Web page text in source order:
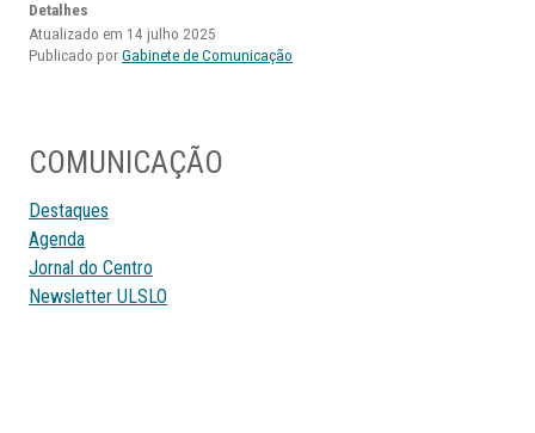
Detalhes
Atualizado em 14 julho 2025
Publicado porGabinete de Comunicação
COMUNICAÇÃO
Destaques
Agenda
Jornal do Centro
Newsletter ULSLO